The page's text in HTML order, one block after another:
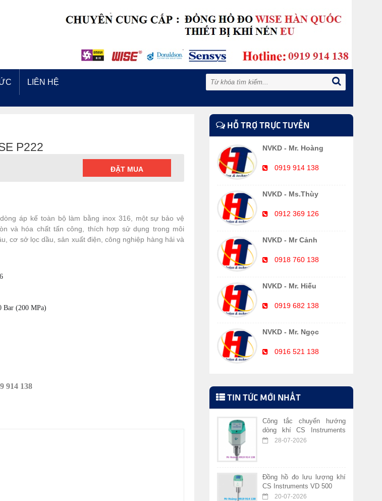
LIÊN HỆ
P222
ĐẶT MUA
áp kế toàn bộ làm bằng inox 316, một sự bảo vệ
và hóa chất tấn công, thích hợp sử dụng trong môi
cơ sở lọc dầu, sản xuất điện, công nghiệp hàng hải và
Bar (200 MPa)
914 138
HỖ TRỢ TRỰC TUYẾN
NVKD - Mr. Hoàng
0919 914 138
NVKD - Ms.Thùy
0912 369 126
NVKD - Mr Cảnh
0918 760 138
NVKD - Mr. Hiếu
0919 682 138
NVKD - Mr. Ngọc
0916 521 138
TIN TỨC MỚI NHẤT
Công tắc chuyển hướng
dòng khí CS Instruments
VA 40928-07-2026
Đồng hồ đo lưu lượng khí
CS Instruments VD 500
20-07-2026